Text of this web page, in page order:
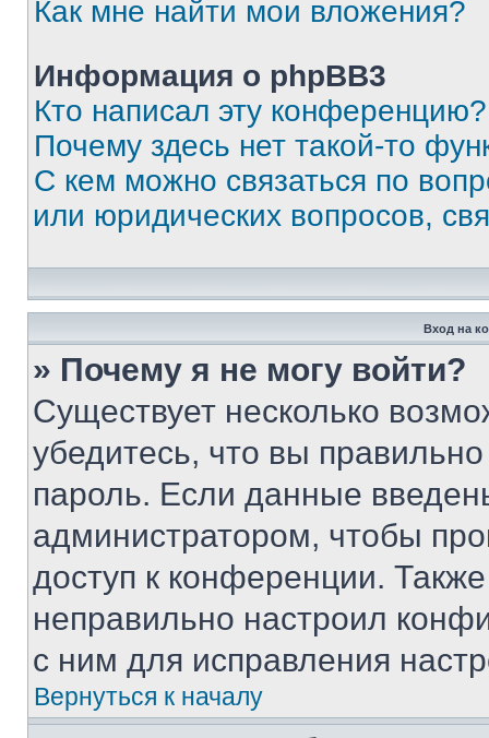
Как мне найти мои вложения?
Информация о phpBB3
Кто написал эту конференцию?
Почему здесь нет такой-то
С кем можно связаться по
или юридических вопросов,
Вход на
» Почему я не могу войти?
Существует несколько
убедитесь, что вы
пароль. Если данные
администратором, чтобы
доступ к конференции.
неправильно настроил
с ним для исправления
Вернуться к началу